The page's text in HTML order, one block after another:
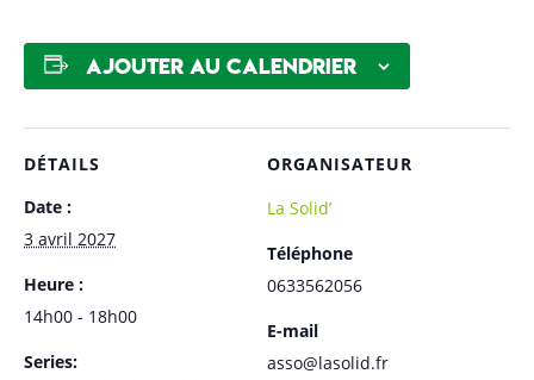
Ajouter au calendrier
DÉTAILS
Date :
3 avril 2027
Heure :
14h00 - 18h00
Series:
ORGANISATEUR
La Solid’
Téléphone
0633562056
E-mail
asso@lasolid.fr